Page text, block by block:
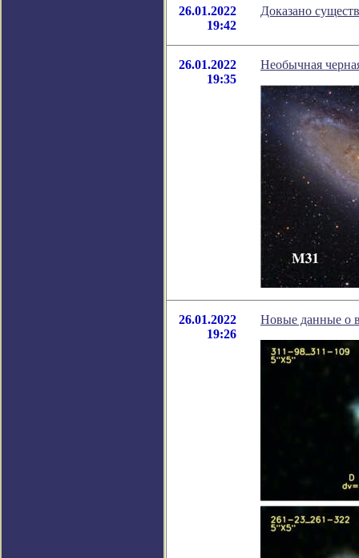
26.01.2022
19:42
Доказано
26.01.2022
19:35
Необычная
26.01.2022
19:26
Новые данные о